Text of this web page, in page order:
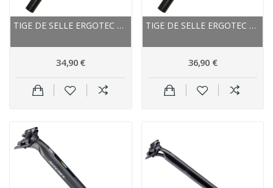
TIGE DE SELLE ERGOTEC ALU VTT XTASY HOOK NOIR
34,90 €
TIGE DE SELLE ERGOTEC ALU VTT XTASY HOOK NOIR
36,90 €